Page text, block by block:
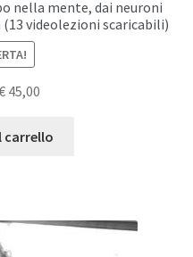
nella mente, dai neuroni
videolezioni scaricabili)
45,00
attuale
carrello